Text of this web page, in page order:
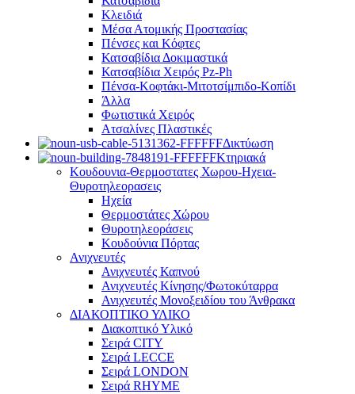
Κλειδιά
Μέσα Ατομικής Προστασίας
Πένσες και Κόφτες
Κατσαβίδια Δοκιμαστικά
Κατσαβίδια Χειρός Pz-Ph
Πένσα-Κοφτάκι-Μιτοτσίμπιδο-Κοπίδι
Άλλα
Φωτιστικά Χειρός
Ατσαλίνες Πλαστικές
Δικτύωση
Κτηριακά
Κουδουνια-Θερμοστατες Χωρου-Ηχεια-
Θυροτηλεορασεις
Ηχεία
Θερμοστάτες Χώρου
Θυροτηλεοράσεις
Κουδούνια Πόρτας
Ανιχνευτές
Ανιχνευτές Καπνού
Ανιχνευτές Κίνησης/Φωτοκύταρρα
Ανιχνευτές Μονοξειδίου του Άνθρακα
ΔΙΑΚΟΠΤΙΚΟ ΥΛΙΚΟ
Διακοπτικό Υλικό
Σειρά CITY
Σειρά LECCE
Σειρά LONDON
Σειρά RHYME